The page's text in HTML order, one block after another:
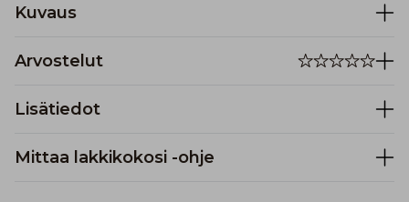
Kuvaus
Arvostelut
Lisätiedot
Mittaa lakkikokosi -ohje